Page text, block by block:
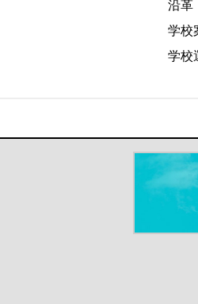
沿革
学校
学校
＃だから